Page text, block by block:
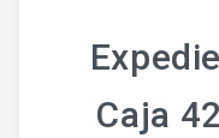
Caja